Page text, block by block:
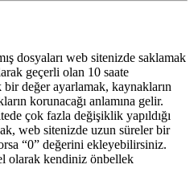
dosyaları web sitenizde saklamak
geçerli olan 10 saate
bir değer ayarlamak, kaynakların
korunacağı anlamına gelir.
çok fazla değişiklik yapıldığı
web sitenizde uzun süreler bir
“0” değerini ekleyebilirsiniz.
olarak kendiniz önbellek